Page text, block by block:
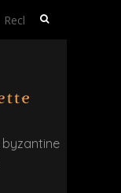
Rechercher :
byzantine